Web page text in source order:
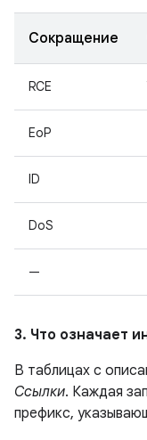
Сокращение
RCE
EoP
ID
DoS
—
3. Что означает
В таблицах с
Ссылки. Каждая
префикс,